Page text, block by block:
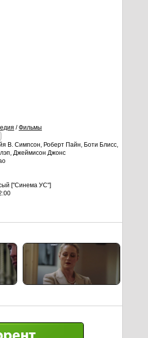
/Фильмы
В. Симпсон, Роберт Пайн, Боти Блисс,
Джеймисон Джонс
["Синема УС"]